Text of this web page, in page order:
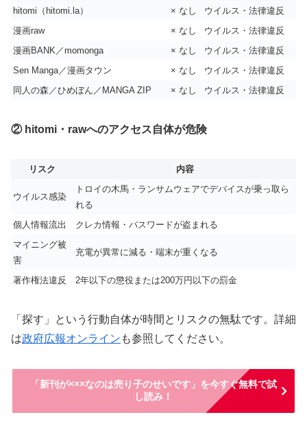
hitomi（hitomi.la）
× なし
ウイルス・法律違反
漫画raw
× なし
ウイルス・法律違反
漫画BANK／momonga
× なし
ウイルス・法律違反
Sen Manga／漫画タウン
× なし
ウイルス・法律違反
同人の森／ひめぼん／MANGA ZIP
× なし ウイルス・法律違反
② hitomi・rawへのアクセス自体が危険
リスク 内容
ウイルス感染
トロイの木馬・ランサムウェアでデバイスが乗っ取ら
れる
個人情報流出
クレカ情報・パスワードが盗まれる
マイニング被
害
充電が異常に減る・端末が重くなる
著作権法違反 2年以下の懲役または200万円以下の罰金
「探す」という行動自体が時間とリスクの無駄です。詳細
は政府広報オンライン も参照してください。
「新刊が×××なのは売り子のせいです」を今すぐ無料で試
し読み！